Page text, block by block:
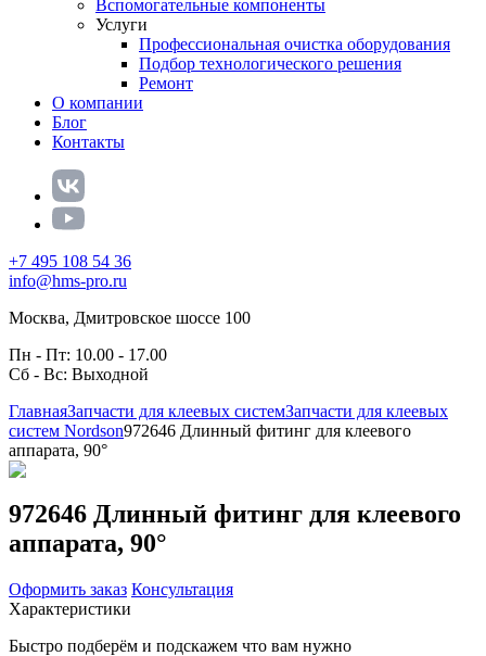
Вспомогательные компоненты
Услуги
Профессиональная очистка оборудования
Подбор технологического решения
Ремонт
О компании
Блог
Контакты
+7 495 108 54 36
info@hms-pro.ru
Москва, Дмитровское шоссе 100
Пн - Пт: 10.00 - 17.00
Сб - Вс: Выходной
ГлавнаяЗапчасти для клеевых системЗапчасти для клеевых
систем Nordson972646 Длинный фитинг для клеевого
аппарата, 90°
972646 Длинный фитинг для клеевого
аппарата, 90°
Оформить заказ Консультация
Характеристики
Быстро подберём и подскажем что вам нужно